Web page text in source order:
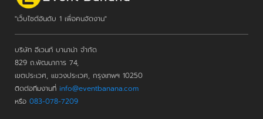
"เว็บไซต์อันดับ 1 เพื่อคนจัดงาน"
บริษัท อีเวนท์ บานาน่า จำกัด
829 ถ.พัฒนาการ 74,
เขตประเวศ, แขวงประเวศ, กรุงเทพฯ 10250
ติดต่อทีมงานที่ info@eventbanana.com
หรือ 083-078-7209